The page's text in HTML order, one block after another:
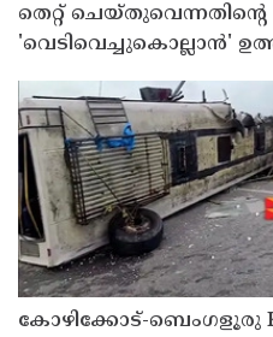
തെറ്റ്
'വെടിവെച്ചുകൊല്ലാന്‍'
യുപിയോ ബിഹാറോ
പിന്തുണച്ച് ആകാശ്
കോഴിക്കോട്-ബെംഗളൂരു